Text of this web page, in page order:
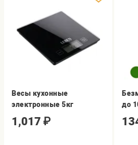
Весы кухонные
электронные 5кг
1,017 ₽
до